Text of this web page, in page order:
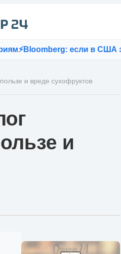
Bloomberg: если в США
и вреде сухофруктов
и